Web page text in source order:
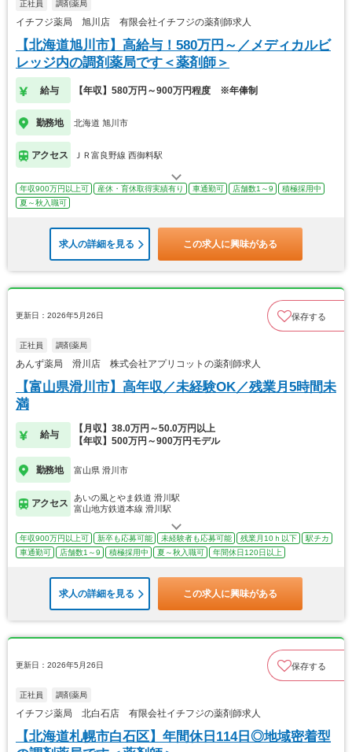
正社員 調剤薬局
イチフジ薬局 旭川店 有限会社イチフジの薬剤師求人
【北海道旭川市】高給与！580万円～／メディカルビ
レッジ内の調剤薬局です＜薬剤師＞
給与 【年収】580万円～900万円程度 ※年俸制
勤務地 北海道 旭川市
アクセス ＪＲ富良野線 西御料駅
年収900万円以上可 産休・育休取得実績有り 車通勤可 店舗数1～9
積極採用中
夏～秋入職可
求人の詳細を見る この求人に興味がある
更新日：2026年5月26日 保存する
正社員 調剤薬局
あんず薬局 滑川店 株式会社アプリコットの薬剤師求人
【富山県滑川市】高年収／未経験OK／残業月5時間未
満
給与
【月収】38.0万円～50.0万円以上
【年収】500万円～900万円モデル
勤務地 富山県 滑川市
アクセス
あいの風とやま鉄道 滑川駅
富山地方鉄道本線 滑川駅
年収900万円以上可 新卒も応募可能 未経験者も応募可能 残業月10ｈ以下
駅チカ
車通勤可
店舗数1～9 積極採用中 夏～秋入職可 年間休日120日以上
求人の詳細を見る この求人に興味がある
更新日：2026年5月26日 保存する
正社員 調剤薬局
イチフジ薬局 北白石店 有限会社イチフジの薬剤師求人
【北海道札幌市白石区】年間休日114日◎地域密着型